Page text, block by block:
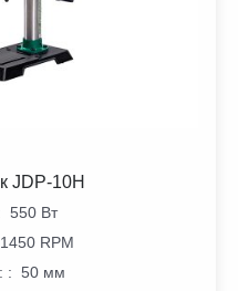
JDP-10H
550 Вт
1450 RPM
: 50 мм